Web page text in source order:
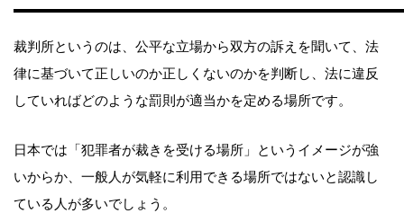
裁判所というのは、公平な立場から双方の訴えを聞いて、法
律に基づいて正しいのか正しくないのかを判断し、法に違反
していればどのような罰則が適当かを定める場所です。
日本では「犯罪者が裁きを受ける場所」というイメージが強
いからか、一般人が気軽に利用できる場所ではないと認識し
ている人が多いでしょう。